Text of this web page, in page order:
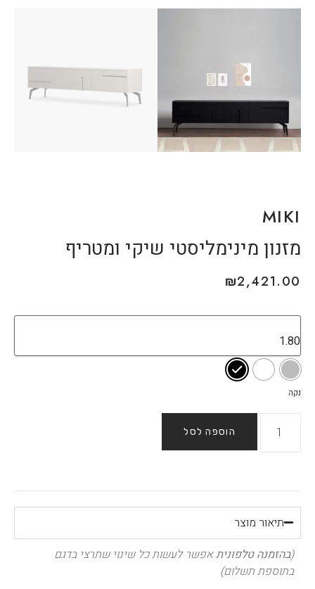
MIKI
מזנון מינימליסטי שיקי ומטריף
₪2,421.00
נקה
הוספה לסל
תיאור מוצר
(בהזמנה טלפוניתאפשר לעשות כל שינוי שתרצי בדגם
בתוספת תשלום)